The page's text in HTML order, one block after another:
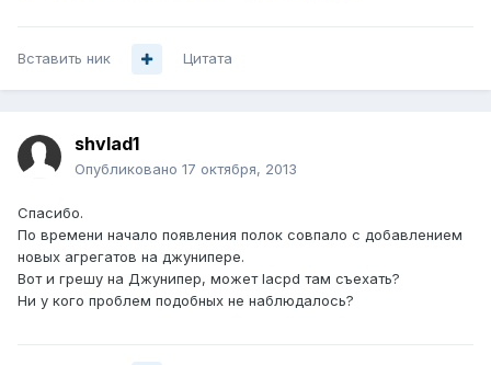
Вставить ник Цитата
shvlad1
Опубликовано 17 октября, 2013
Спасибо.
По времени начало появления полок совпало с добавлением
новых агрегатов на джунипере.
Вот и грешу на Джунипер, может lacpd там съехать?
Ни у кого проблем подобных не наблюдалось?